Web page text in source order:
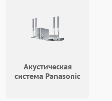
Акустическая
система Panasonic